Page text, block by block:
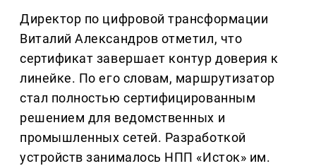
Директор по цифровой трансформации
Виталий Александров отметил, что
сертификат завершает контур доверия к
линейке. По его словам, маршрутизатор
стал полностью сертифицированным
решением для ведомственных и
промышленных сетей. Разработкой
устройств занималось НПП «Исток» им.